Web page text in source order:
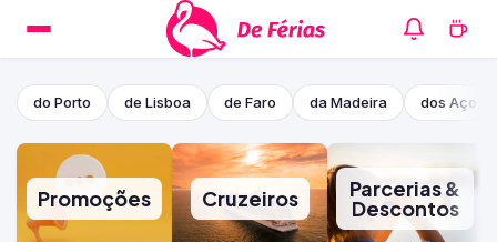
do Porto de Lisboa de Faro da Madeira dos
Promoções Cruzeiros Parcerias &
Descontos